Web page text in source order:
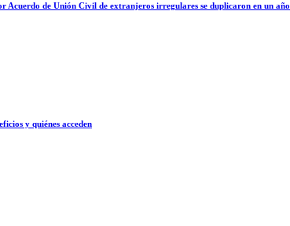
Acuerdo de Unión Civil de extranjeros irregulares se duplicaron en un año
y quiénes acceden